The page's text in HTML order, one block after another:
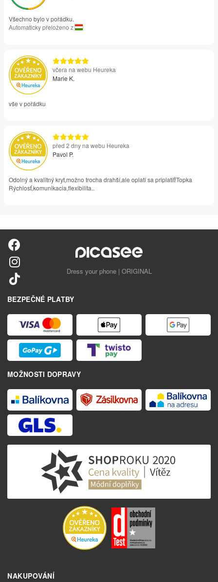
Všechno bylo v pořádku.
Automaticky přeloženo z
včera na webu Heureka
Marie K.
vše v pořádku
před 2 dny na webu Heureka
Pavol P.
Odolný a kvalitný kryt,možno trocha drahší,ale oplatí sa priplatiť!Topka
Rýchlosť,komunikacia,flexibilita..
Dress your phone | ORIGINAL
BEZPEČNÉ PLATBY
MOŽNOSTI DOPRAVY
NAKUPOVÁNÍ